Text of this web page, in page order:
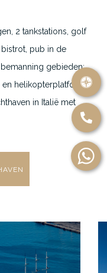
2 tankstations, golf
bistrot, pub in de
gebieden:
en helikopterplatform,
in Italië met